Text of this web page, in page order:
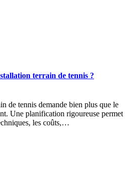
terrain de tennis ?
de tennis demande bien plus que le
Une planification rigoureuse permet
les coûts,…